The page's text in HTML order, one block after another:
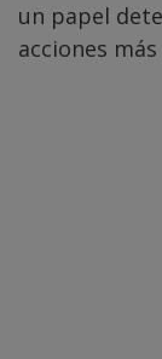
un papel
acciones